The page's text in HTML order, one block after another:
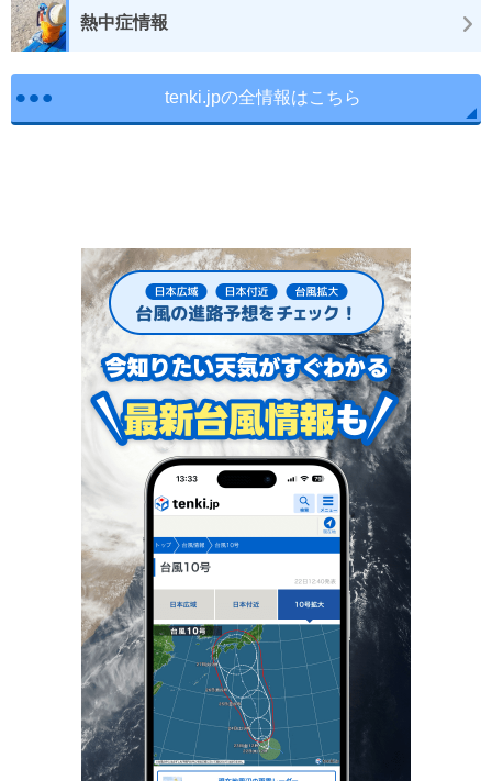
熱中症情報
tenki.jpの全情報はこちら